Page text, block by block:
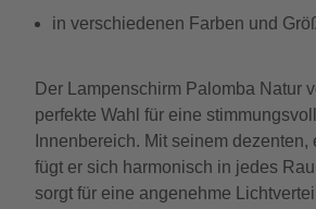
in verschiedenen Farben und
Der Lampenschirm Palomba Natur
perfekte Wahl für eine
Innenbereich. Mit seinem
fügt er sich harmonisch in jedes
sorgt für eine angenehme